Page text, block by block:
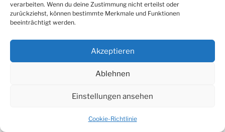
verarbeiten. Wenn du deine Zustimmung nicht erteilst oder
zurückziehst, können bestimmte Merkmale und Funktionen
beeinträchtigt werden.
Akzeptieren
Ablehnen
Einstellungen ansehen
Cookie-Richtlinie
Suchen